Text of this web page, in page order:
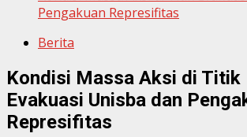
Pengakuan Represifitas
Berita
Kondisi Massa Aksi di Titik
Evakuasi Unisba dan
Represifitas